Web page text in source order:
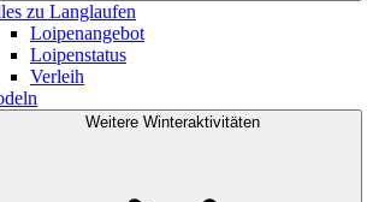
zu Langlaufen
Loipenangebot
Loipenstatus
Verleih
Weitere Winteraktivitäten